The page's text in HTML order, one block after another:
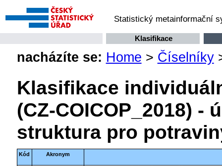
Statistický metainformační
Klasifikace
nacházíte se: Home > Číselníky
Klasifikace
(CZ-COICOP_2018) -
struktura pro
Kód Akronym